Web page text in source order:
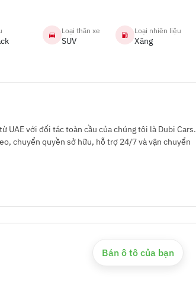
Loại thân xe
SUV
Loại nhiên liệu
Xăng
UAE với đối tác toàn cầu của chúng tôi là Dubi Cars.
chuyển quyền sở hữu, hỗ trợ 24/7 và vận chuyển
Bán ô tô của bạn